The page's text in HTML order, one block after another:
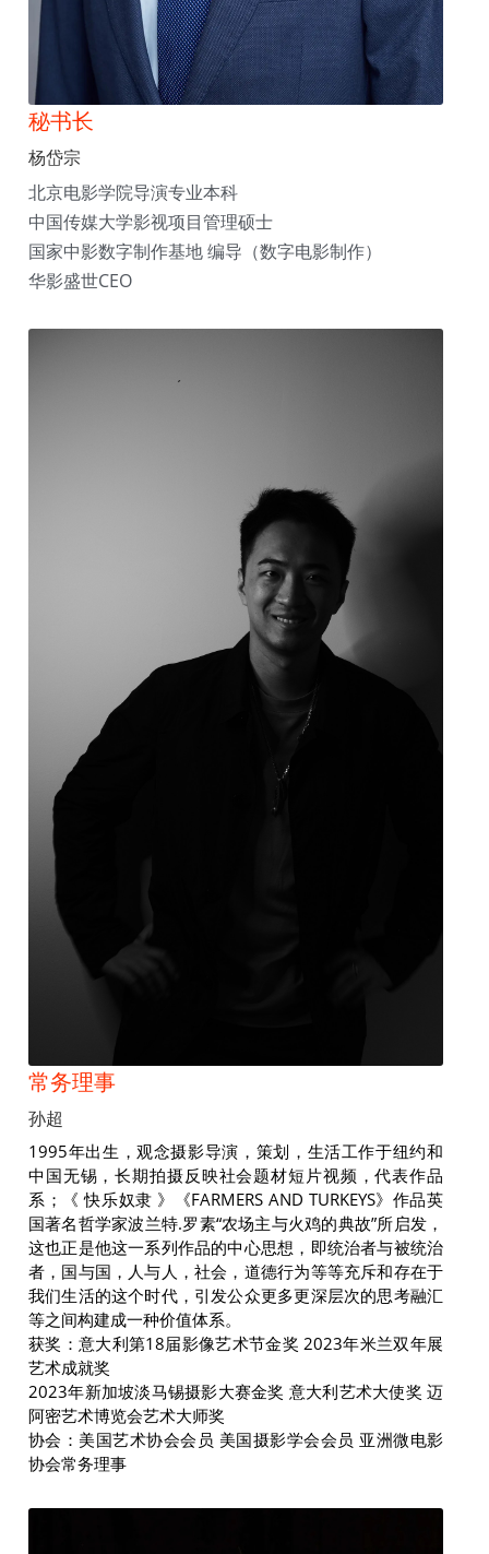
秘书长
杨岱宗
北京电影学院导演专业本科
中国传媒大学影视项目管理硕士
国家中影数字制作基地 编导（数字电影制作）
华影盛世CEO
常务理事
孙超
1995年出生，观念摄影导演，策划，生活⼯作于纽约和
中国无锡，长期拍摄反映社会题材短片视频，代表作品
系；《 快乐奴隶 》《FARMERS AND TURKEYS》作品英
国著名哲学家波兰特.罗素“农场主与火鸡的典故”所启发，
这也正是他这⼀系列作品的中心思想，即统治者与被统治
者，国与国，人与人，社会，道德行为等等充斥和存在于
我们生活的这个时代，引发公众更多更深层次的思考融汇
等之间构建成⼀种价值体系。
获奖：意大利第18届影像艺术节⾦奖 2023年米兰双年展
艺术成就奖
2023年新加坡淡马锡摄影大赛金奖 意大利艺术大使奖 迈
阿密艺术博览会艺术大师奖
协会：美国艺术协会会员 美国摄影学会会员 亚洲微电影
协会常务理事